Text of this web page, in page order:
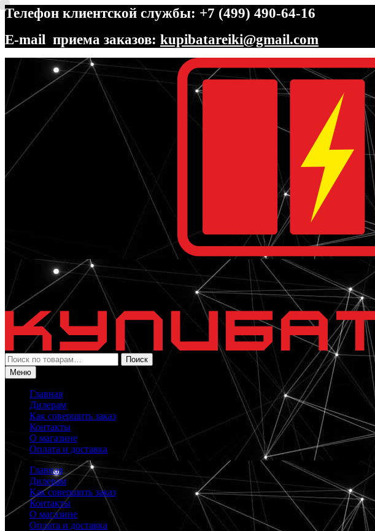
Телефон клиентской службы: +7 (499) 490-64-16
E-mail приема заказов: kupibatareiki@gmail.com
Перейти
навигации
Перейти
содержимому
Искать:
Поиск
Меню
Главная
Дилерам
Как совершить заказ
Контакты
О магазине
Оплата и доставка
Главная
Дилерам
Как совершить заказ
Контакты
О магазине
Оплата и доставка